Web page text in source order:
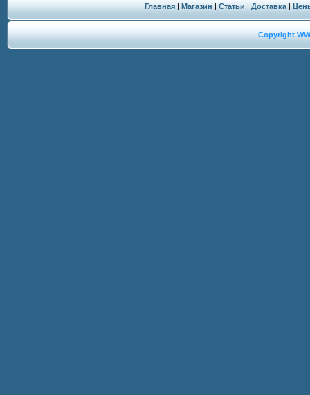
Главная| Магазин | Статьи | Доставка|
Copyright